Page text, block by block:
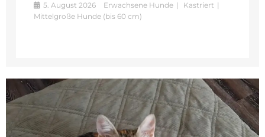
5. August 2026 Erwachsene Hunde
Kastriert
Mittelgroße Hunde (bis 60 cm)